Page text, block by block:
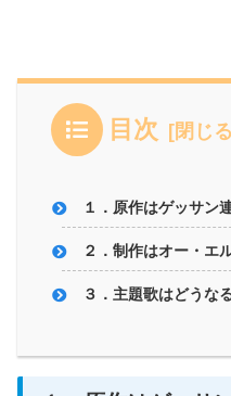
目次
１．原作はゲッサン
２．制作はオー・エ
３．主題歌はどうな